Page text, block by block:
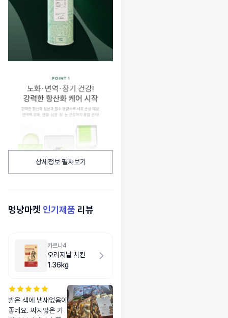
상세정보 펼쳐보기
멍냥마켓 인기제품 리뷰
카르나4
오리지날 치킨
1.36kg
밝은 색에 냄새없음이
좋네요. 싸지않은 가